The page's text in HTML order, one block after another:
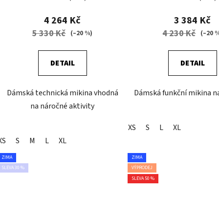
4 264 Kč
5 330 Kč (–20 %)
DETAIL
Dámská technická mikina vhodná
na náročné aktivity
S M L XL
3 384 Kč
4 230 Kč (–20
DETAIL
Dámská funkční mikina
XS S L XL
ZIMA
SLEVA 30 %
ZIMA
VÝPRODEJ
SLEVA 50 %